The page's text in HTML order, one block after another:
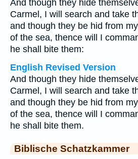
And though they hide
Carmel, I will search and take
and though they be hid from
of the sea, thence will I
he shall bite them:
English Revised Version
And though they hide
Carmel, I will search and take
and though they be hid from
of the sea, thence will I
he shall bite them.
Biblische Schatzkammer